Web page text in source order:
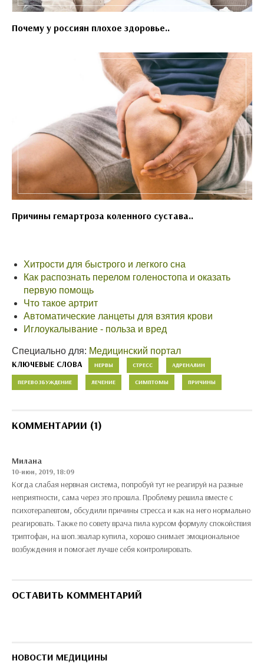
Почему у россиян плохое здоровье..
Причины гемартроза коленного сустава..
Хитрости для быстрого и легкого сна
Как распознать перелом голеностопа и оказать
первую помощь
Что такое артрит
Автоматические ланцеты для взятия крови
Иглоукалывание - польза и вред
Специально для: Медицинский портал
КЛЮЧЕВЫЕ СЛОВА НЕРВЫ СТРЕСС АДРЕНАЛИН
ПЕРЕВОЗБУЖДЕНИЕ ЛЕЧЕНИЕ СИМПТОМЫ ПРИЧИНЫ
КОММЕНТАРИИ (1)
Милана
10-июн, 2019, 18:09
Когда слабая нервная система, попробуй тут не реагируй на разные
неприятности, сама через это прошла. Проблему решила вместе с
психотерапевтом, обсудили причины стресса и как на него нормально
реагировать. Также по совету врача пила курсом формулу спокойствия
триптофан, на шоп.эвалар купила, хорошо снимает эмоциональное
возбуждения и помогает лучше себя контролировать.
ОСТАВИТЬ КОММЕНТАРИЙ
НОВОСТИ МЕДИЦИНЫ